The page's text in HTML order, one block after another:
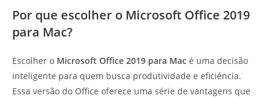
Por que escolher o Microsoft Office 2019
para Mac?
Escolher o Microsoft Office 2019 para Mac é uma decisão
inteligente para quem busca produtividade e eficiência.
Essa versão do Office oferece uma série de vantagens que